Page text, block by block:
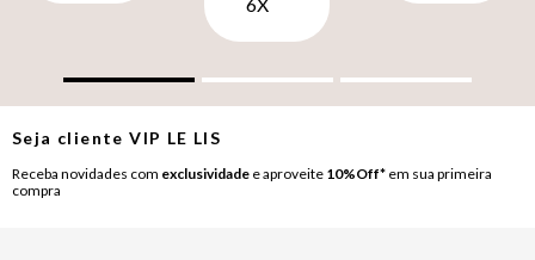
Seja clienteVIP LE LIS
Receba novidades com exclusividade e aproveite 10%Off* em sua primeira
compra